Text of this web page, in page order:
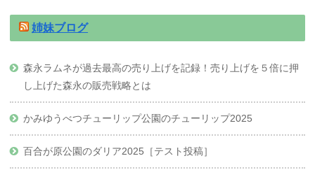
姉妹ブログ
森永ラムネが過去最高の売り上げを記録！売り上げを５倍に押
し上げた森永の販売戦略とは
かみゆうべつチューリップ公園のチューリップ2025
百合が原公園のダリア2025［テスト投稿］